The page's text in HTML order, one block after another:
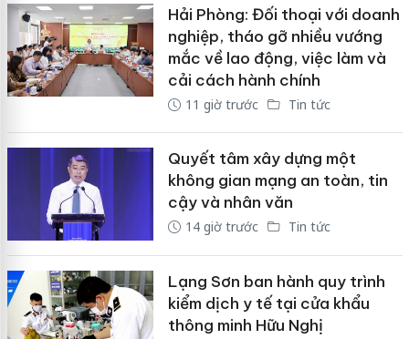
Hải Phòng: Đối thoại với doanh
nghiệp, tháo gỡ nhiều vướng
mắc về lao động, việc làm và
cải cách hành chính
11 giờ trước Tin tức
Quyết tâm xây dựng một
không gian mạng an toàn, tin
cậy và nhân văn
14 giờ trước Tin tức
Lạng Sơn ban hành quy trình
kiểm dịch y tế tại cửa khẩu
thông minh Hữu Nghị